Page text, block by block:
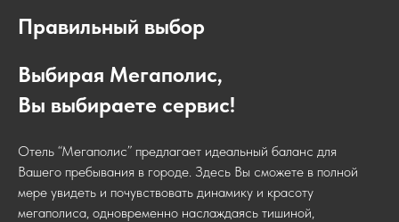
Правильный выбор
Выбирая Мегаполис,
Вы выбираете сервис!
Отель “Мегаполис” предлагает идеальный баланс для
Вашего пребывания в городе. Здесь Вы сможете в полной
мере увидеть и почувствовать динамику и красоту
мегаполиса, одновременно наслаждаясь тишиной,